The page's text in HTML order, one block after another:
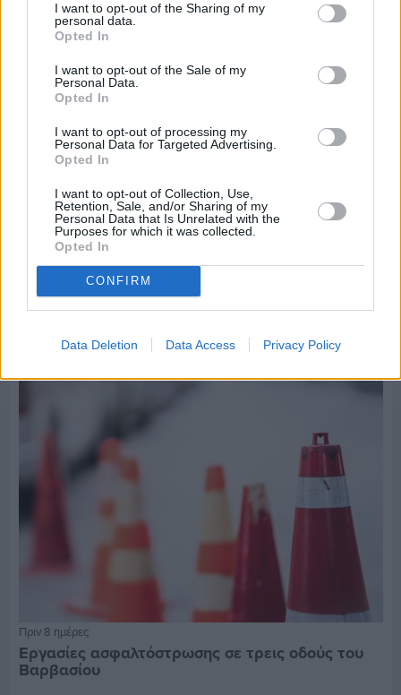
I want to opt-out of the Sharing of my
personal data.
Opted In
I want to opt-out of the Sale of my
Personal Data.
Opted In
I want to opt-out of processing my
Personal Data for Targeted Advertising.
Opted In
I want to opt-out of Collection, Use,
Retention, Sale, and/or Sharing of my
Personal Data that Is Unrelated with the
Purposes for which it was collected.
Opted In
CONFIRM
Data Deletion Data Access Privacy Policy
Πριν 8 ημέρες
Τρίτος στη σφαιροβολία στη διεθνή συνάντηση
Ελλάδας–Κύπρου Κ18 ο Δημήτρης Τέλλιος
Πριν 8 ημέρες
Εργασίες ασφαλτόστρωσης σε τρεις οδούς του
Βαρβασίου